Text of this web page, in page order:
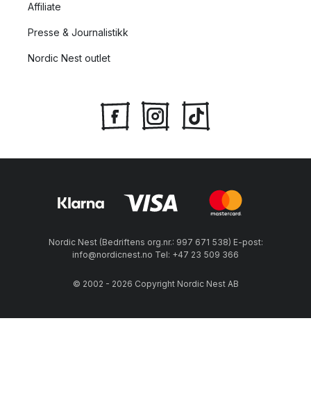
Affiliate
Presse & Journalistikk
Nordic Nest outlet
Nordic Nest (Bedriftens org.nr.: 997 671 538) E-post:
info@nordicnest.no Tel: +47 23 509 366
© 2002 - 2026 Copyright Nordic Nest AB